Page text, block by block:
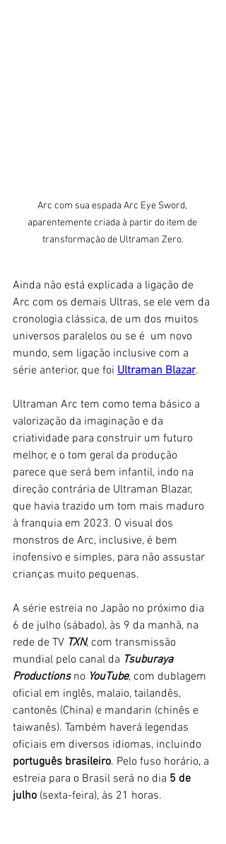
Arc com sua espada Arc Eye Sword,
aparentemente criada à partir do item de
transformação de Ultraman Zero.
Ainda não está explicada a ligação de
Arc com os demais Ultras, se ele vem da
cronologia clássica, de um dos muitos
universos paralelos ou se é  um novo
mundo, sem ligação inclusive com a
série anterior, que foi Ultraman Blazar.
Ultraman Arc tem como tema básico a
valorização da imaginação e da
criatividade para construir um futuro
melhor, e o tom geral da produção
parece que será bem infantil, indo na
direção contrária de Ultraman Blazar,
que havia trazido um tom mais maduro
à franquia em 2023. O visual dos
monstros de Arc, inclusive, é bem
inofensivo e simples, para não assustar
crianças muito pequenas.
A série estreia no Japão no próximo dia
6 de julho (sábado), às 9 da manhã, na
rede de TV TXN, com transmissão
mundial pelo canal da Tsuburaya
Productions no YouTube, com dublagem
oficial em inglês, malaio, tailandês,
cantonês (China) e mandarin (chinês e
taiwanês). Também haverá legendas
oficiais em diversos idiomas, incluindo
português brasileiro. Pelo fuso horário, a
estreia para o Brasil será no dia 5 de
julho (sexta-feira), às 21 horas.